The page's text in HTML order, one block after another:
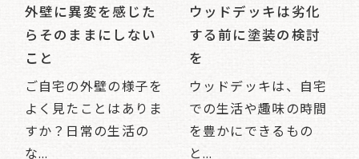
外壁に異変を感じた
らそのままにしない
こと
ご自宅の外壁の様子を
よく見たことはありま
すか？日常の生活の
な...
ウッドデッキは劣化
する前に塗装の検討
を
ウッドデッキは、自宅
での生活や趣味の時間
を豊かにできるもの
と...